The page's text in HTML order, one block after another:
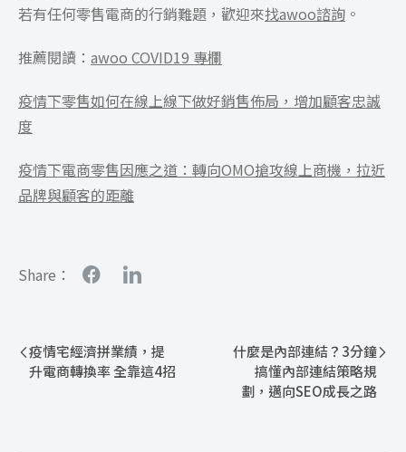
若有任何零售電商的行銷難題，歡迎來找awoo諮詢 。
推薦閱讀： awoo COVID19 專欄
疫情下零售如何在線上線下做好銷售佈局，增加顧客忠誠
度
疫情下電商零售因應之道：轉向OMO搶攻線上商機，拉近
品牌與顧客的距離
Share：
疫情宅經濟拼業績，提
升電商轉換率 全靠這4招
什麼是內部連結？3分鐘
搞懂內部連結策略規
劃，邁向SEO成長之路